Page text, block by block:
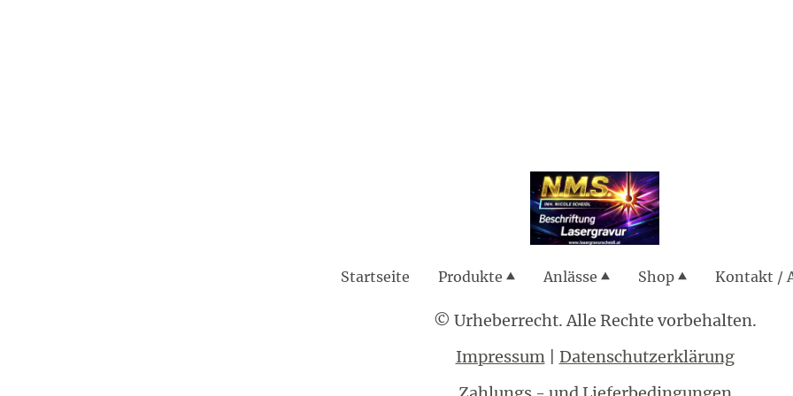
Startseite Produkte Anlässe Shop Kontakt /
© Urheberrecht. Alle Rechte vorbehalten.
Impressum| Datenschutzerklärung